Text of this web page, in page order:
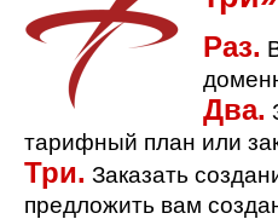
Раз.
Два.
тарифный план или
Три. Заказать
предложить вам